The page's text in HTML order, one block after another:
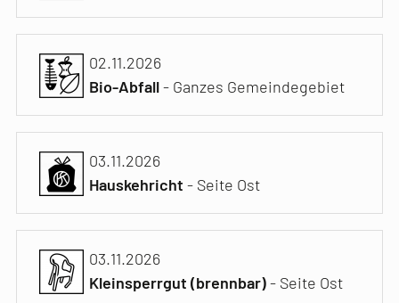
02.11.2026
Bio-Abfall- Ganzes Gemeindegebiet
03.11.2026
Hauskehricht- Seite Ost
03.11.2026
Kleinsperrgut (brennbar)- Seite Ost